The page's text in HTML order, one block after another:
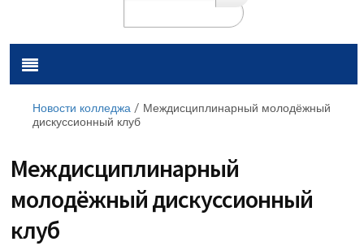
Новости колледжа / Междисциплинарный молодёжный
дискуссионный клуб
Междисциплинарный
молодёжный дискуссионный
клуб